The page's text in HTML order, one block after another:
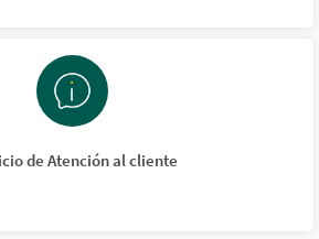
de Atención al cliente